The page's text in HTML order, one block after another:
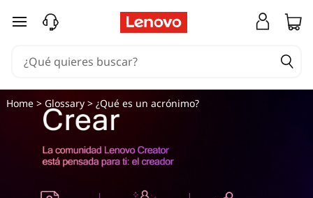
Ir al contenido principal
Home> Glossary> ¿Qué es un acrónimo?